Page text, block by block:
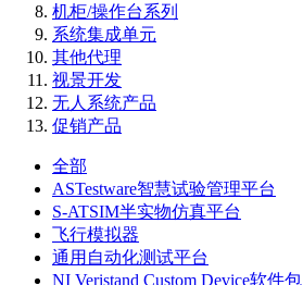
机柜/操作台系列
系统集成单元
其他代理
视景开发
无人系统产品
促销产品
全部
ASTestware智慧试验管理平台
S-ATSIM半实物仿真平台
飞行模拟器
通用自动化测试平台
NI Veristand Custom Device软件包